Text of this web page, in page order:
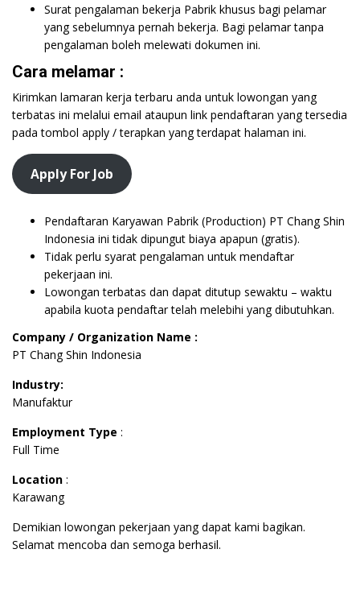
Surat pengalaman bekerja Pabrik khusus bagi pelamar
yang sebelumnya pernah bekerja. Bagi pelamar tanpa
pengalaman boleh melewati dokumen ini.
Cara melamar :
Kirimkan lamaran kerja terbaru anda untuk lowongan yang
terbatas ini melalui email ataupun link pendaftaran yang tersedia
pada tombol apply / terapkan yang terdapat halaman ini.
Apply For Job
Pendaftaran Karyawan Pabrik (Production) PT Chang Shin
Indonesia ini tidak dipungut biaya apapun (gratis).
Tidak perlu syarat pengalaman untuk mendaftar
pekerjaan ini.
Lowongan terbatas dan dapat ditutup sewaktu – waktu
apabila kuota pendaftar telah melebihi yang dibutuhkan.
Company / Organization Name :
PT Chang Shin Indonesia
Industry:
Manufaktur
Employment Type :
Full Time
Location :
Karawang
Demikian lowongan pekerjaan yang dapat kami bagikan.
Selamat mencoba dan semoga berhasil.